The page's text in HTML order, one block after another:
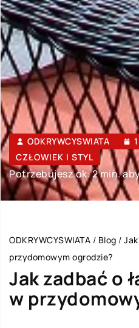
ODKRYWCYSWIATA
CZŁOWIEK I STYL
Potrzebujesz ok. 2 min.
ODKRYWCYSWIATA / Blog /
przydomowym ogrodzie?
Jak zadbać o
w